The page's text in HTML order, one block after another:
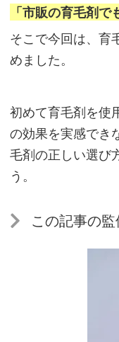
「市販の育毛剤で
そこで今回は、育
めました。
初めて育毛剤を使
の効果を実感でき
毛剤の正しい選び
う。
この記事の